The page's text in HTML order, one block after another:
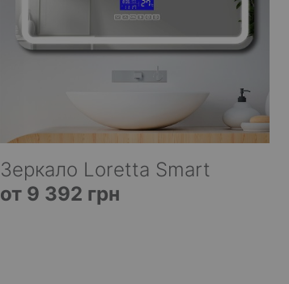
Зеркало Loretta Smart
от 9 392 грн